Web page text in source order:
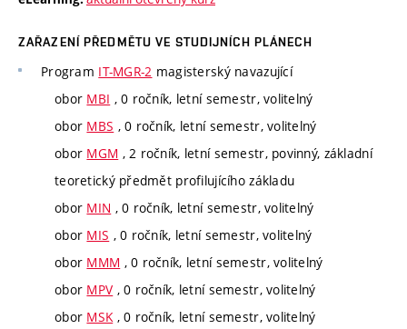
ZAŘAZENÍ PŘEDMĚTU VE STUDIJNÍCH PLÁNECH
Program IT-MGR-2 magisterský navazující
obor MBI , 0 ročník, letní semestr, volitelný
obor MBS , 0 ročník, letní semestr, volitelný
obor MGM , 2 ročník, letní semestr, povinný, základní
teoretický předmět profilujícího základu
obor MIN , 0 ročník, letní semestr, volitelný
obor MIS , 0 ročník, letní semestr, volitelný
obor MMM , 0 ročník, letní semestr, volitelný
obor MPV , 0 ročník, letní semestr, volitelný
obor MSK , 0 ročník, letní semestr, volitelný